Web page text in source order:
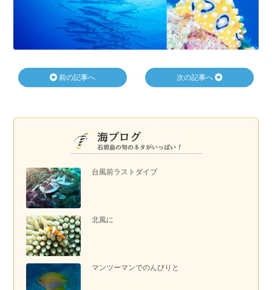
台風前ラストダイブ
北風に
マンツーマンでのんびりと
前の記事へ 次の記事へ